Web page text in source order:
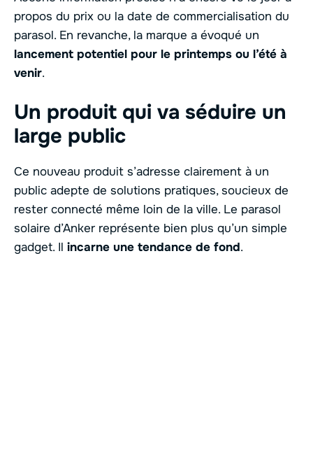
propos du prix ou la date de commercialisation du
parasol. En revanche, la marque a évoqué un
lancement potentiel pour le printemps ou l’été à
venir.
Un produit qui va séduire un
large public
Ce nouveau produit s’adresse clairement à un
public adepte de solutions pratiques, soucieux de
rester connecté même loin de la ville. Le parasol
solaire d’Anker représente bien plus qu’un simple
gadget. Il incarne une tendance de fond.